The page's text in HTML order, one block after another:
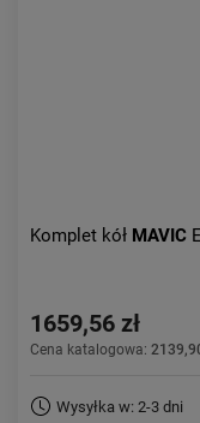
Komplet kół MAVIC
1659,56 zł
Cena katalogowa:
Wysyłka w: 2-3 dni